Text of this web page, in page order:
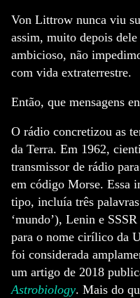
Von Littrow nunca viu
assim, muito depois
ambicioso, não
com vida extraterrestre.
Então, que mensagens
O rádio concretizou as
da Terra. Em 1962,
transmissor de rádio
em código Morse. Essa
tipo, incluía três
‘mundo’), Lenin e
para o nome cirílico da
foi considerada
um artigo de 2018
Astrobiology. Mais do